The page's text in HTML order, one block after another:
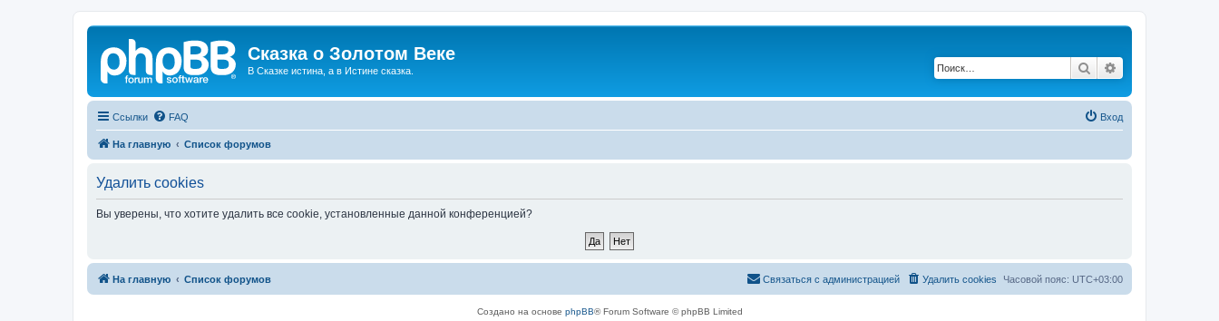
Сказка о Золотом Веке
В Сказке истина, а в Истине сказка. Поиск
Ссылки FAQ Вход
На главную Список форумов
Удалить cookies
Вы уверены, что хотите удалить все cookie, установленные данной конференцией?
На главную Список форумов Часовой пояс: UTC+03:00
Удалить cookies
Связаться с администрацией
Создано на основе phpBB® Forum Software © phpBB Limited